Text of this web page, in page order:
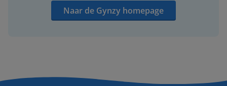
Naar de Gynzy homepage